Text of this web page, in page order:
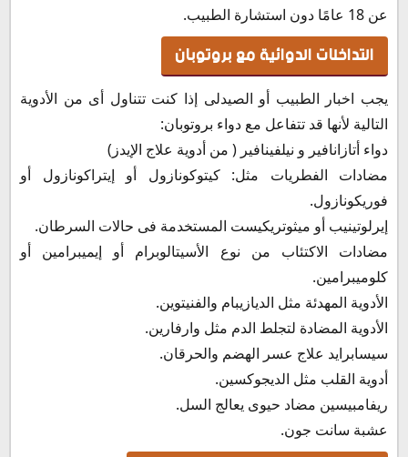
عن 18 عامًا دون استشارة الطبيب.
التداخلات الدوائية مع بروتوبان
يجب اخبار الطبيب أو الصيدلى إذا كنت تتناول أى من الأدوية
التالية لأنها قد تتفاعل مع دواء بروتوبان:
دواء أتازانافير و نيلفينافير ( من أدوية علاج الإيدز)
مضادات الفطريات مثل: كيتوكونازول أو إيتراكونازول أو
فوريكونازول.
إيرلوتينيب أو ميثوتريكيست المستخدمة فى حالات السرطان.
مضادات الاكتئاب من نوع الأسيتالوبرام أو إيميبرامين أو
كلوميبرامين.
الأدوية المهدئة مثل الديازيبام والفنيتوين.
الأدوية المضادة لتجلط الدم مثل وارفارين.
سيسابرايد علاج عسر الهضم والحرقان.
أدوية القلب مثل الديجوكسين.
ريفامبيسين مضاد حيوى يعالج السل.
عشبة سانت جون.